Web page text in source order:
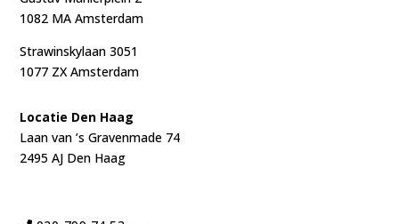
1082 MA Amsterdam
Strawinskylaan 3051
1077 ZX Amsterdam
Locatie Den Haag
Laan van ’s Gravenmade 74
2495 AJ Den Haag